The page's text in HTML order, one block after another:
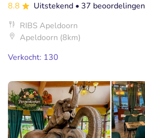
8.8
Uitstekend • 37 beoordelingen
RIBS Apeldoorn
Apeldoorn (8km)
Verkocht: 130